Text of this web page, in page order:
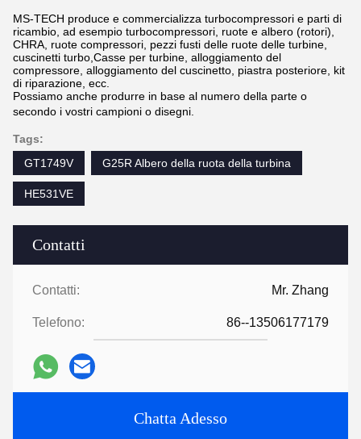
Contatti
Contatti: Mr. Zhang
Telefono: 86--13506177179
Chatta Adesso
MS-TECH produce e commercializza turbocompressori e parti di
ricambio, ad esempio turbocompressori, ruote e albero (rotori),
CHRA, ruote compressori, pezzi fusti delle ruote delle turbine,
cuscinetti turbo,Casse per turbine, alloggiamento del
compressore, alloggiamento del cuscinetto, piastra posteriore, kit
di riparazione, ecc.
Possiamo anche produrre in base al numero della parte o
secondo i vostri campioni o disegni.
Tags:
GT1749V
G25R Albero della ruota della turbina
HE531VE